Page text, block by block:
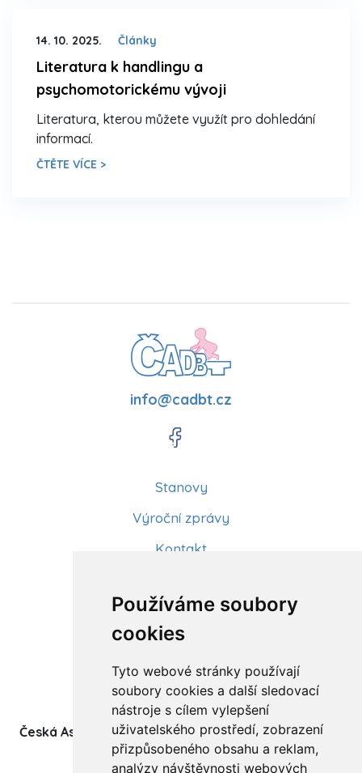
Používáme soubory
cookies
Tyto webové stránky používají
soubory cookies a další sledovací
nástroje s cílem vylepšení
uživatelského prostředí, zobrazení
přizpůsobeného obsahu a reklam,
analýzy návštěvnosti webových
14. 10. 2025. Články
Literatura k handlingu a
psychomotorickému vývoji
Literatura, kterou můžete využít pro dohledání
informací.
ČTĚTE VÍCE >
info@cadbt.cz
Stanovy
Výroční zprávy
Kontakt
Články
Kurzy a workshopy
Sídlo ČADBT
Česká Asociace Dětských Bobath Terapeutů spolek
(z.s.)